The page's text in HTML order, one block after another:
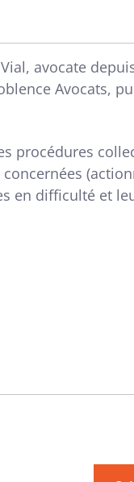
avocate
Avocats,
procédures
en difficulté et